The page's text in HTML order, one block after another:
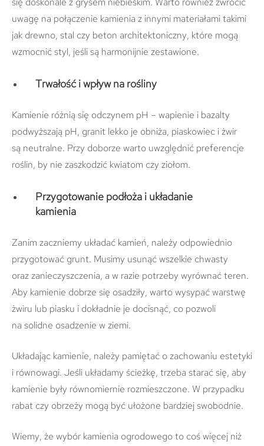
uwagę na połączenie kamienia z innymi materiałami takimi
jak drewno, stal czy beton architektoniczny, które mogą
wzmocnić styl, jeśli są harmonijnie zestawione.
Trwałość i wpływ na rośliny
Kamienie różnią się odczynem pH – wapienie i bazalty
podwyższają pH, granit lekko je obniża, piaskowiec i żwir
są neutralne. Przy doborze warto uwzględnić preferencje
roślin, by nie zaszkodzić kwiatom czy ziołom.
Przygotowanie podłoża i układanie
kamienia
Zanim zaczniemy układać kamień, należy odpowiednio
przygotować grunt. Musimy usunąć wszelkie chwasty
oraz zanieczyszczenia, a w razie potrzeby wyrównać teren.
Aby kamienie dobrze się osadziły, warto wysypać warstwę
żwiru lub piasku i dokładnie je docisnąć, co pozwoli
na solidne osadzenie w ziemi.
Układając kamienie, należy pamiętać o zachowaniu estetyki
i równowagi. Jeśli układamy ścieżkę, trzeba starać się, aby
kamienie były równomiernie rozmieszczone. W przypadku
rabat czy obrzeży mogą być ułożone bardziej swobodnie.
Wiemy, że wybór kamienia ogrodowego to coś więcej niż